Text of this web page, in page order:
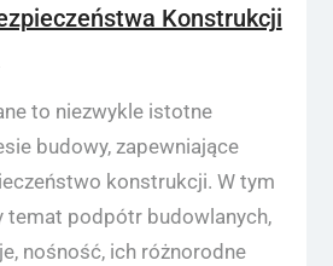
Konstrukcji
to niezwykle istotne
budowy, zapewniające
konstrukcji. W tym
temat podpótr budowlanych,
nośność, ich różnorodne